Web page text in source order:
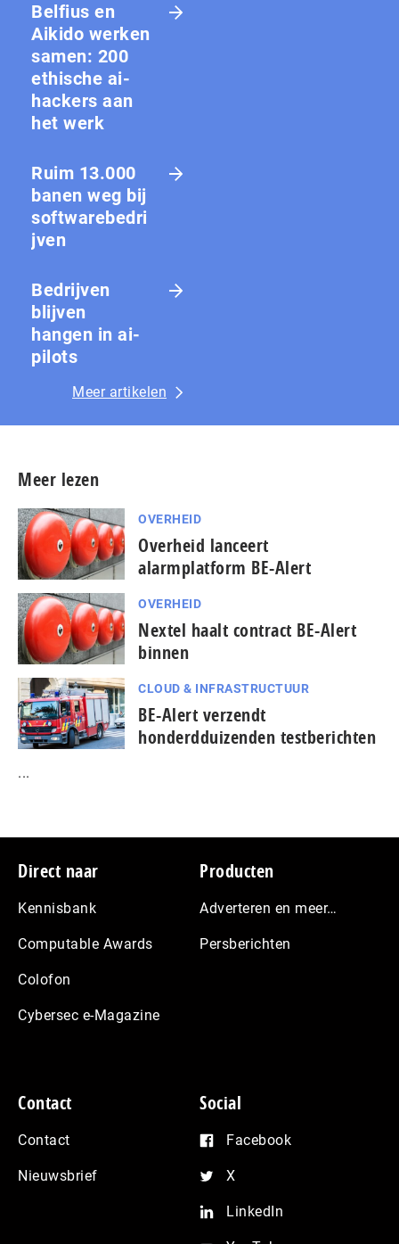
Belfius en
Aikido werken
samen: 200
ethische ai-
hackers aan
het werk
Ruim 13.000
banen weg bij
softwarebedri
jven
Bedrijven
blijven
hangen in ai-
pilots
Meer artikelen
Meer lezen
OVERHEID
Overheid lanceert
alarmplatform BE-Alert
OVERHEID
Nextel haalt contract BE-Alert
binnen
CLOUD & INFRASTRUCTUUR
BE-Alert verzendt
honderdduizenden testberichten
...
Footer
Direct naar
Kennisbank
Computable Awards
Colofon
Cybersec e-Magazine
Producten
Adverteren en meer…
Persberichten
Contact
Contact
Nieuwsbrief
Social
Facebook
X
LinkedIn